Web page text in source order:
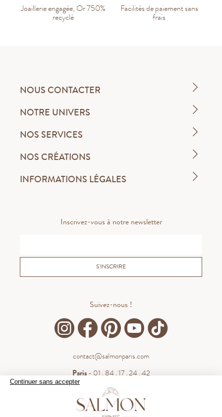
Continuer sans accepter
Joaillerie engagée, Or 750%
recyclé
Facilités de paiement sans
frais
NOUS CONTACTER
NOTRE UNIVERS
NOS SERVICES
NOS CRÉATIONS
INFORMATIONS LÉGALES
Inscrivez-vous à notre newsletter
S'INSCRIRE
Suivez-nous !
contact@salmonparis.com
Paris- 01 . 84 . 17 . 24 . 42
- 05 . 35 . 54 . 45 . 53
WhatsApp- 07 . 81 . 63 . 76 . 57